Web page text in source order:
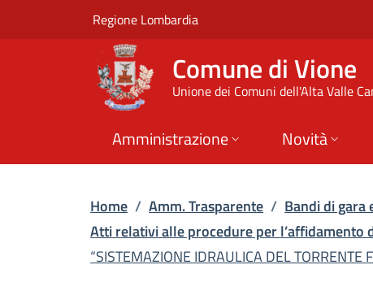
Vai al contenuto principale
“SISTEMAZIONE
Regione Lombardia
Comune di Vione
Unione dei Comuni dell'Alta Valle
Amministrazione Novità
Home / Amm. Trasparente / Bandi di gara
Atti relativi alle procedure per l’affidamento
“SISTEMAZIONE IDRAULICA DEL TORRENTE